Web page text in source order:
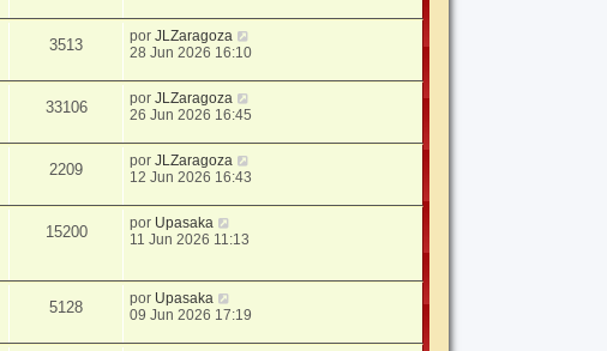
3513 porJLZaragoza
28 Jun 2026 16:10
33106 porJLZaragoza
26 Jun 2026 16:45
2209 porJLZaragoza
12 Jun 2026 16:43
15200 por Upasaka
11 Jun 2026 11:13
5128 por Upasaka
09 Jun 2026 17:19